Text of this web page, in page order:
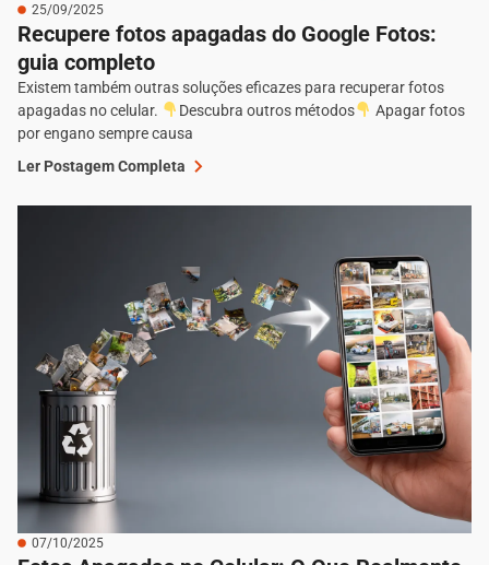
25/09/2025
Recupere fotos apagadas do Google Fotos:
guia completo
Existem também outras soluções eficazes para recuperar fotos
apagadas no celular.
Descubra outros métodos
Apagar fotos
por engano sempre causa
Ler Postagem Completa
07/10/2025